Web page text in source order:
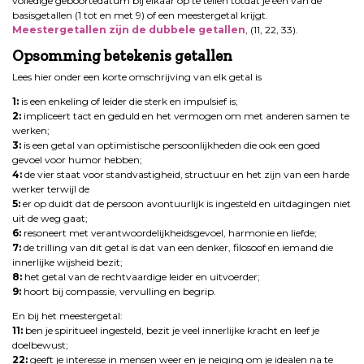
basisgetallen (1 tot en met 9) of een meestergetal krijgt.
Meestergetallen zijn de dubbele getallen, (11, 22, 33).
Opsomming betekenis getallen
Lees hier onder een korte omschrijving van elk getal is
1: is een enkeling of leider die sterk en impulsief is;
2: impliceert tact en geduld en het vermogen om met anderen samen te
werken;
3: is een getal van optimistische persoonlijkheden die ook een goed
gevoel voor humor hebben;
4: de vier staat voor standvastigheid, structuur en het zijn van een harde
werker terwijl de
5: er op duidt dat de persoon avontuurlijk is ingesteld en uitdagingen niet
uit de weg gaat;
6: resoneert met verantwoordelijkheidsgevoel, harmonie en liefde;
7: de trilling van dit getal is dat van een denker, filosoof en iemand die
innerlijke wijsheid bezit;
8: het getal van de rechtvaardige leider en uitvoerder;
9: hoort bij compassie, vervulling en begrip.
En bij het meestergetal:
11: ben je spiritueel ingesteld, bezit je veel innerlijke kracht en leef je
doelbewust;
22: geeft je interesse in mensen weer en je neiging om je idealen na te